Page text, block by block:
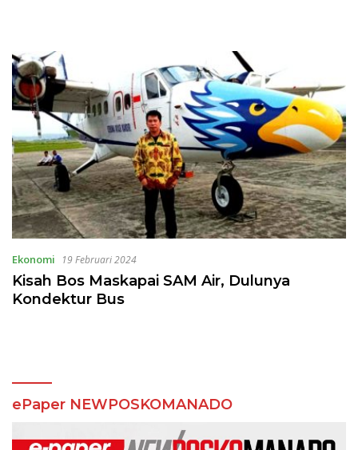
Ekonomi 19 Februari 2024
Kisah Bos Maskapai SAM Air, Dulunya
Kondektur Bus
ePaper NEWPOSKOMANADO